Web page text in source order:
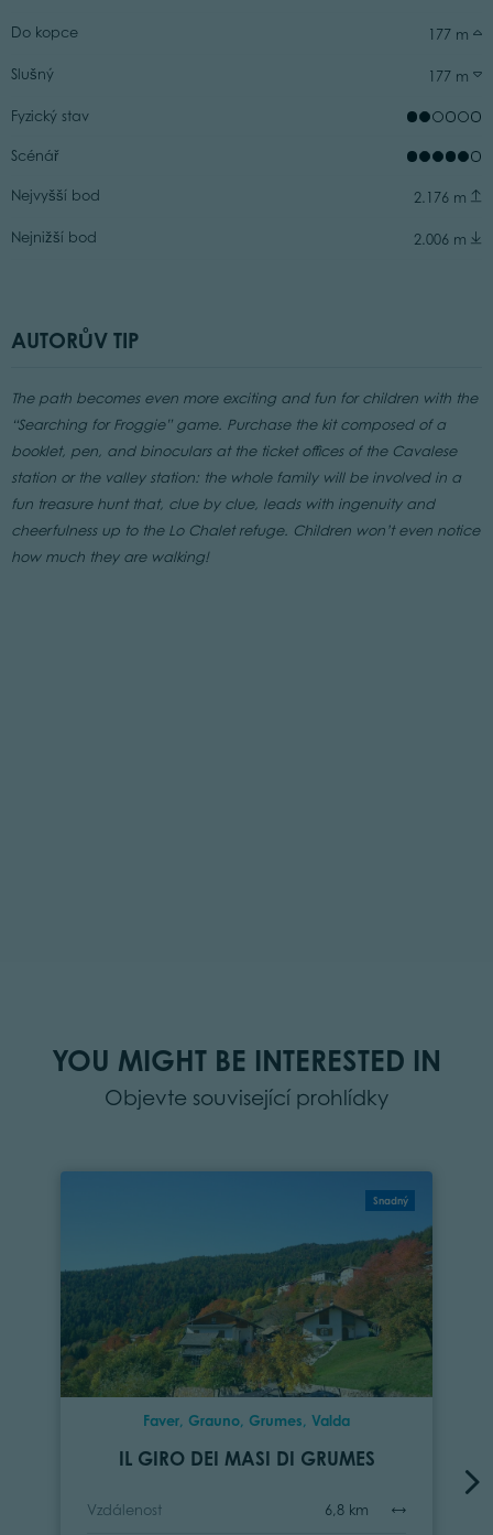
Do kopce 177 m
Slušný 177 m
Fyzický stav
Scénář
Nejvyšší bod 2.176 m
Nejnižší bod 2.006 m
AUTORŮV TIP
The path becomes even more exciting and fun for children with the
“Searching for Froggie” game. Purchase the kit composed of a
booklet, pen, and binoculars at the ticket offices of the Cavalese
station or the valley station: the whole family will be involved in a
fun treasure hunt that, clue by clue, leads with ingenuity and
cheerfulness up to the Lo Chalet refuge. Children won’t even notice
how much they are walking!
YOU MIGHT BE INTERESTED IN
Objevte související prohlídky
Snadný
Faver, Grauno, Grumes, Valda
IL GIRO DEI MASI DI GRUMES
Vzdálenost 6,8 km